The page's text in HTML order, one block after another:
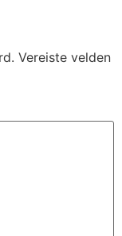
Vereiste velden